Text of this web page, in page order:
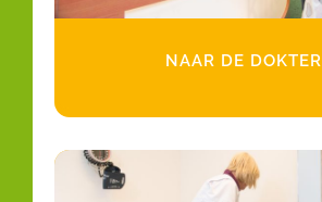
NAAR DE DOKTER